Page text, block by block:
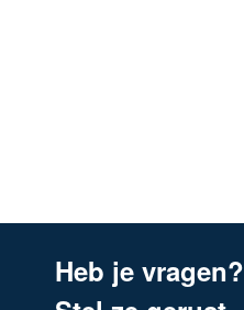
Heb je vragen?